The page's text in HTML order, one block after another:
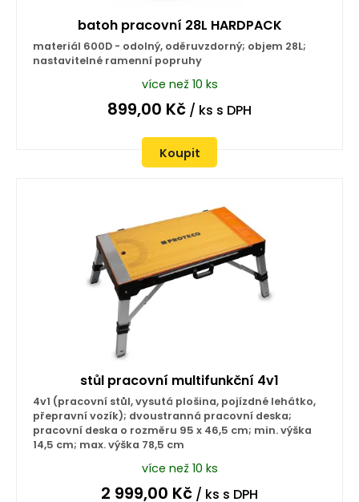
batoh pracovní 28L HARDPACK
materiál 600D - odolný, oděruvzdorný; objem 28L;
nastavitelné ramenní popruhy
více než 10 ks
899,00 Kč / ks s DPH
Koupit
stůl pracovní multifunkční 4v1
4v1 (pracovní stůl, vysutá plošina, pojízdné lehátko,
přepravní vozík); dvoustranná pracovní deska;
pracovní deska o rozměru 95 x 46,5 cm; min. výška
14,5 cm; max. výška 78,5 cm
více než 10 ks
2 999,00 Kč / ks s DPH